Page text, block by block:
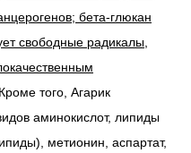
бета-глюкан
свободные радикалы,
Кроме того, Агарик
аминокислот, липиды
метионин, аспартат,